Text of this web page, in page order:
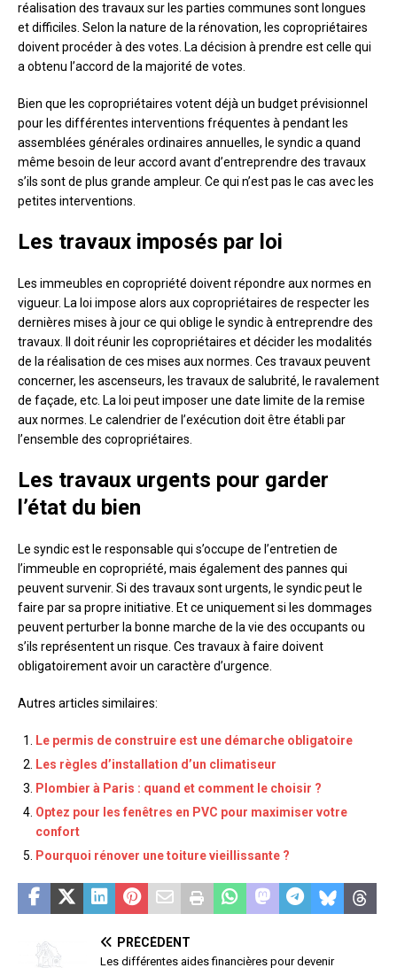
réalisation des travaux sur les parties communes sont longues
et difficiles. Selon la nature de la rénovation, les copropriétaires
doivent procéder à des votes. La décision à prendre est celle qui
a obtenu l’accord de la majorité de votes.
Bien que les copropriétaires votent déjà un budget prévisionnel
pour les différentes interventions fréquentes à pendant les
assemblées générales ordinaires annuelles, le syndic a quand
même besoin de leur accord avant d’entreprendre des travaux
s’ils sont de plus grande ampleur. Ce qui n’est pas le cas avec les
petites interventions.
Les travaux imposés par loi
Les immeubles en copropriété doivent répondre aux normes en
vigueur. La loi impose alors aux copropriétaires de respecter les
dernières mises à jour ce qui oblige le syndic à entreprendre des
travaux. Il doit réunir les copropriétaires et décider les modalités
de la réalisation de ces mises aux normes. Ces travaux peuvent
concerner, les ascenseurs, les travaux de salubrité, le ravalement
de façade, etc. La loi peut imposer une date limite de la remise
aux normes. Le calendrier de l’exécution doit être établi par
l’ensemble des copropriétaires.
Les travaux urgents pour garder
l’état du bien
Le syndic est le responsable qui s’occupe de l’entretien de
l’immeuble en copropriété, mais également des pannes qui
peuvent survenir. Si des travaux sont urgents, le syndic peut le
faire par sa propre initiative. Et ce uniquement si les dommages
peuvent perturber la bonne marche de la vie des occupants ou
s’ils représentent un risque. Ces travaux à faire doivent
obligatoirement avoir un caractère d’urgence.
Autres articles similaires:
Le permis de construire est une démarche obligatoire
Les règles d’installation d’un climatiseur
Plombier à Paris : quand et comment le choisir ?
Optez pour les fenêtres en PVC pour maximiser votre
confort
Pourquoi rénover une toiture vieillissante ?
PRÉCÉDENT
Les différentes aides financières pour devenir